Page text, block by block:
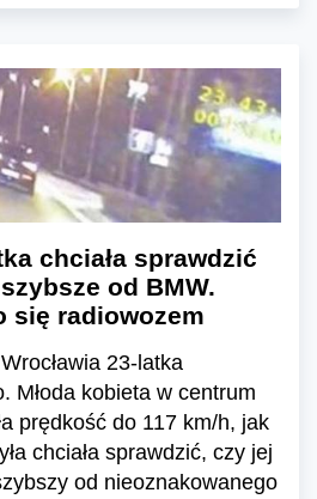
chciała sprawdzić
od BMW.
się radiowozem
23-latka
Młoda kobieta w centrum
prędkość do 117 km/h, jak
chciała sprawdzić, czy jej
od nieoznakowanego